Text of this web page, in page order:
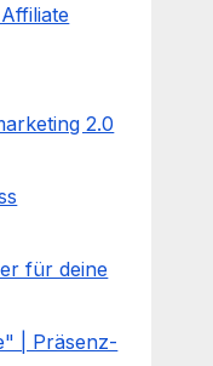
2.0
für deine
| Präsenz-